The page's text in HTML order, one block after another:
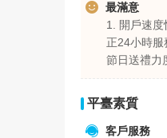
最滿意
1. 開戶速
正24小時
節日送禮力
平臺素質
客戶服務